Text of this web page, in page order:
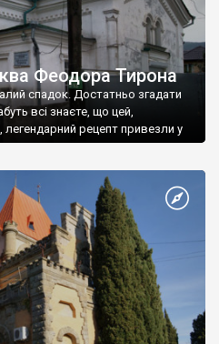
Феодора Тирона
спадок. Достатньо згадати
всі знаєте, що цей,
легендарний рецепт привезли у